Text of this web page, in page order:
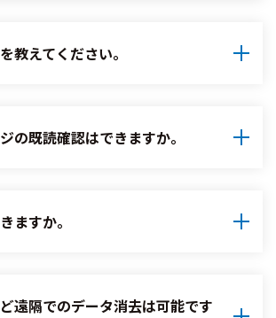
教えてください。
の既読確認はできますか。
ますか。
遠隔でのデータ消去は可能です